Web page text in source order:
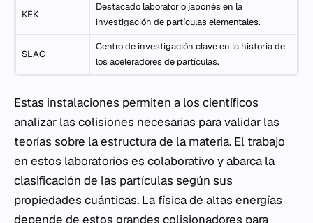
KEK
Destacado laboratorio japonés en la
investigación de partículas elementales.
SLAC
Centro de investigación clave en la historia de
los aceleradores de partículas.
Estas instalaciones permiten a los científicos
analizar las colisiones necesarias para validar las
teorías sobre la estructura de la materia. El trabajo
en estos laboratorios es colaborativo y abarca la
clasificación de las partículas según sus
propiedades cuánticas. La física de altas energías
depende de estos grandes colisionadores para